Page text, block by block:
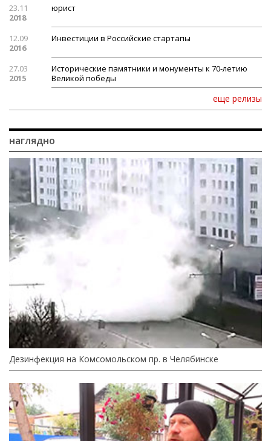
23.11
2018
юрист
12.09
2016
Инвестиции в Российские стартапы
27.03
2015
Исторические памятники и монументы к 70-летию
Великой победы
еще релизы
наглядно
Дезинфекция на Комсомольском пр. в Челябинске